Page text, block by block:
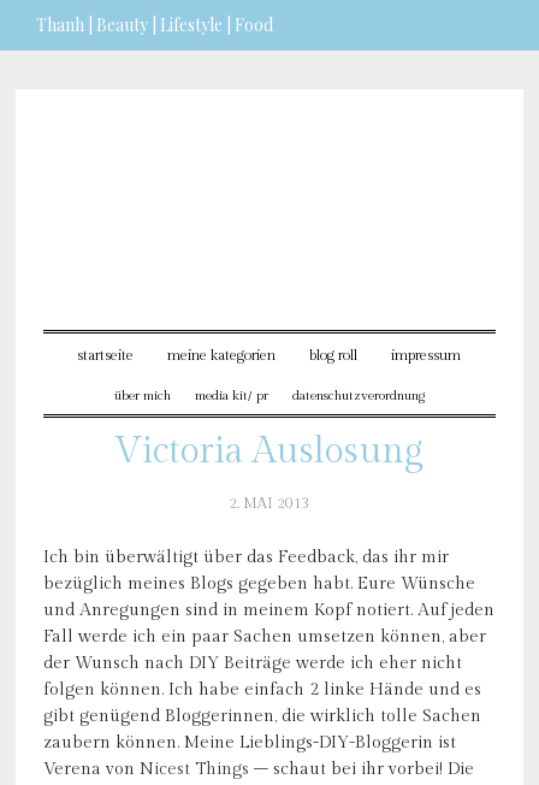
Thanh | Beauty | Lifestyle | Food
startseite meine kategorien blog roll impressum
über mich media kit/ pr datenschutzverordnung
Victoria Auslosung
2. MAI 2013
Ich bin überwältigt über das Feedback, das ihr mir
bezüglich meines Blogs gegeben habt. Eure Wünsche
und Anregungen sind in meinem Kopf notiert. Auf jeden
Fall werde ich ein paar Sachen umsetzen können, aber
der Wunsch nach DIY Beiträge werde ich eher nicht
folgen können. Ich habe einfach 2 linke Hände und es
gibt genügend Bloggerinnen, die wirklich tolle Sachen
zaubern können. Meine Lieblings-DIY-Bloggerin ist
Verena von Nicest Things – schaut bei ihr vorbei! Die